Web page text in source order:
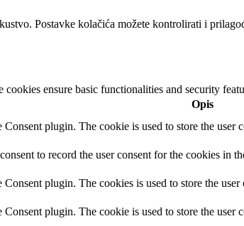
Postavke kolačića možete kontrolirati i
ensure basic functionalities and security
Opis
plugin. The cookie is used to store the
to record the user consent for the cookies in
plugin. The cookies is used to store the
plugin. The cookie is used to store the user